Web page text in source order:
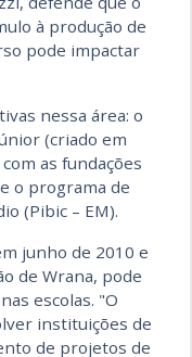
à produção de
pode impactar
nessa área: o
(criado em
as fundações
o programa de
(Pibic – EM).
junho de 2010 e
de Wrana, pode
escolas. "O
instituições de
de projetos de